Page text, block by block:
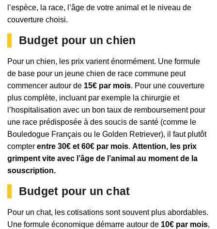
l’espèce, la race, l’âge de votre animal et le niveau de
couverture choisi.
Budget pour un chien
Pour un chien, les prix varient énormément. Une formule
de base pour un jeune chien de race commune peut
commencer autour de 15€ par mois. Pour une couverture
plus complète, incluant par exemple la chirurgie et
l’hospitalisation avec un bon taux de remboursement pour
une race prédisposée à des soucis de santé (comme le
Bouledogue Français ou le Golden Retriever), il faut plutôt
compter entre 30€ et 60€ par mois. Attention, les prix
grimpent vite avec l’âge de l’animal au moment de la
souscription.
Budget pour un chat
Pour un chat, les cotisations sont souvent plus abordables.
Une formule économique démarre autour de 10€ par mois,